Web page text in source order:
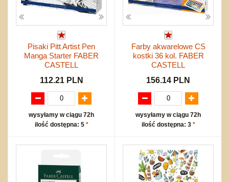
Pisaki Pitt Artist Pen
Manga Starter FABER
CASTELL
112.21 PLN
wysyłamy w ciągu 72h
ilość dostępna: 5 *
Farby akwarelowe CS
kostki 36 kol. FABER
CASTELL
156.14 PLN
wysyłamy w ciągu 72h
ilość dostępna: 3 *